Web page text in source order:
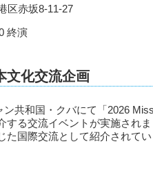
区赤坂8-11-27
終演
文化交流企画
共和国・クバにて「2026
する交流イベントが実施され
国際交流として紹介されてい